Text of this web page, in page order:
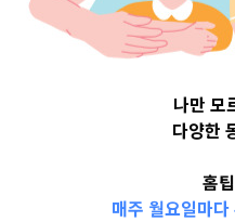
나만 모
다양한
홈
매주 월요일마